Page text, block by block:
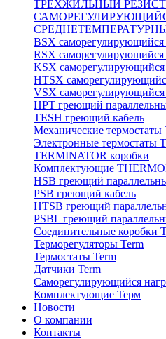
ТРЕХЖИЛЬНЫЙ
BSX саморегулирующийся
RSX саморегулирующийся
KSX саморегулирующийся
HTSX
VSX саморегулирующийся
НРТ греющий
TESH греющий кабель
Механические
Электронные термостаты
TERMINATOR коробки
Комплектующие
HSB греющий
PSB греющий кабель
HTSB греющий
PSBL греющий
Соединительные коробки
Терморегуляторы Term
Термостаты Term
Датчики Term
Саморегулирующийся
Комплектующие Терм
Новости
О компании
Контакты